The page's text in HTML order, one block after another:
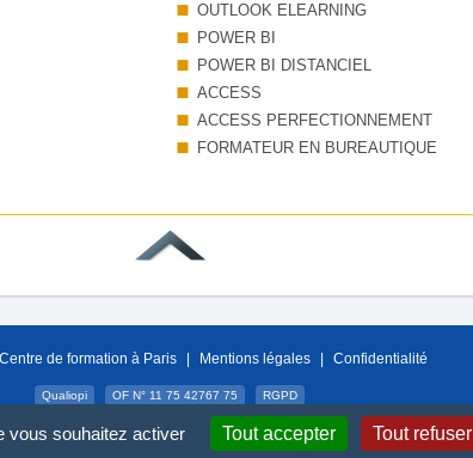
OUTLOOK ELEARNING
POWER BI
POWER BI DISTANCIEL
ACCESS
ACCESS PERFECTIONNEMENT
FORMATEUR EN BUREAUTIQUE
de formation à Paris Mentions légales Confidentialité
Qualiopi OF N° 11 75 42767 75 RGPD
Copyright © 2007-2026 CFORPRO
vous souhaitez activer Tout accepter Tout refuser